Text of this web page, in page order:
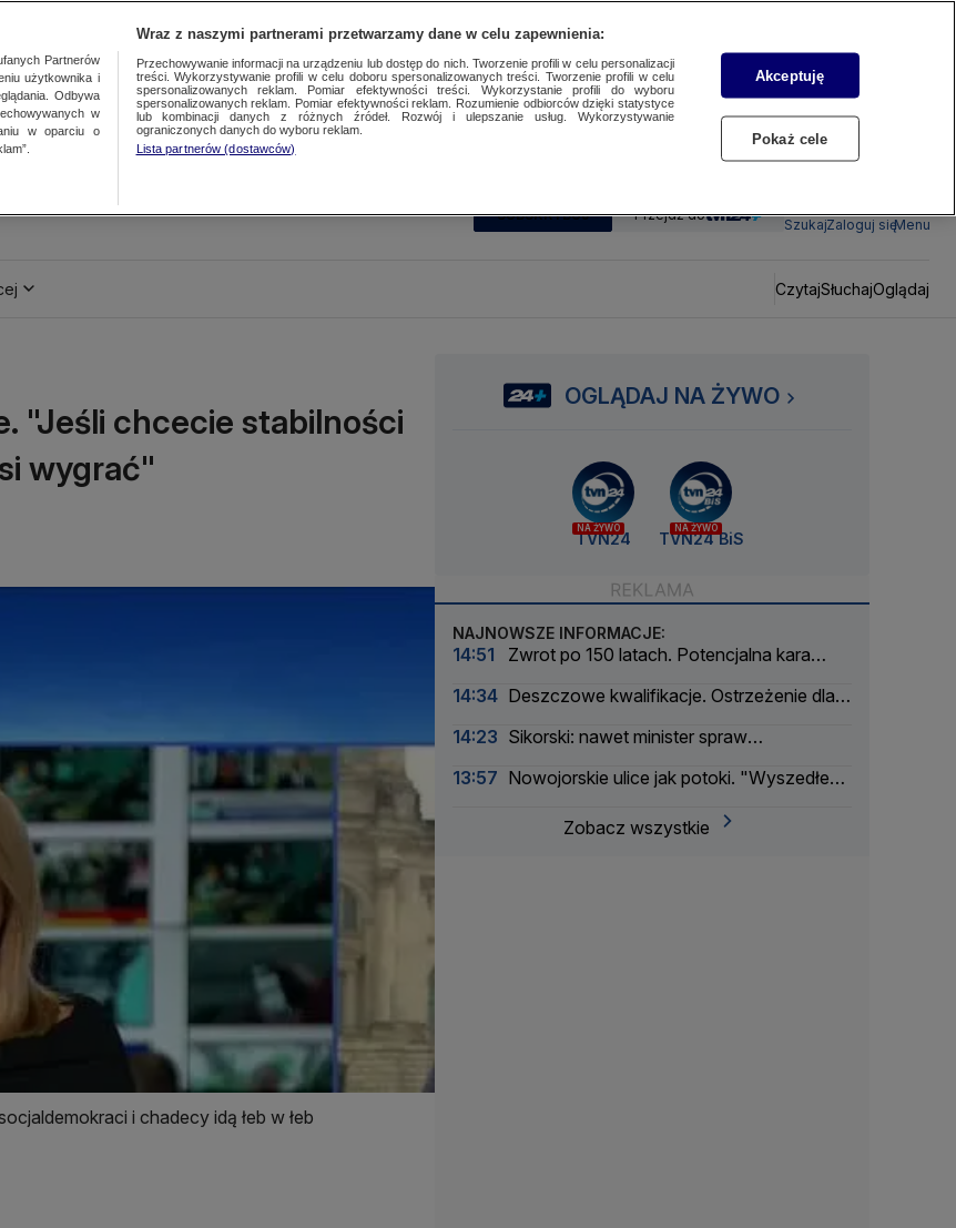
SUBSKRYBUJ Przejdź do
SzukajZaloguj sięMenu
CzytajSłuchajOglądaj
"Jeśli chcecie stabilności
wygrać"
i chadecy idą łeb w łeb
OGLĄDAJ NA ŻYWO
NA ŻYWO
TVN24
NA ŻYWO
TVN24 BiS
NAJNOWSZE INFORMACJE:
14:51
Zwrot po 150 latach. Potencjalna kara
14:34 Deszczowe kwalifikacje. Ostrzeżenie dla
14:23 Sikorski: nawet minister spraw
13:57 Nowojorskie ulice jak potoki. "Wyszedłem
Zobacz wszystkie
Partnerów
użytkownika i
Odbywa
w
w oparciu o
Wraz z naszymi partnerami przetwarzamy dane w celu zapewnienia:
Przechowywanie informacji na urządzeniu lub dostęp do nich. Tworzenie profili w celu personalizacji
treści. Wykorzystywanie profili w celu doboru spersonalizowanych treści. Tworzenie profili w celu
spersonalizowanych reklam. Pomiar efektywności treści. Wykorzystanie profili do wyboru
spersonalizowanych reklam. Pomiar efektywności reklam. Rozumienie odbiorców dzięki statystyce
lub kombinacji danych z różnych źródeł. Rozwój i ulepszanie usług. Wykorzystywanie
ograniczonych danych do wyboru reklam.
Lista partnerów (dostawców)
Akceptuję
Pokaż cele